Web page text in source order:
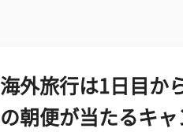
海外旅行は1日目か
の朝便が当たるキ